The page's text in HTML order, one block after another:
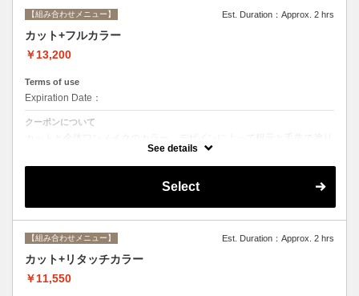
【組み合わせメニュー】 Est. Duration：Approx. 2 hrs
カット+フルカラー
￥13,200
Terms of use
Expiration Date：
クーポンについて
分けて綺麗に染め上げます。シャンプー、ブロー込み
See details
Select
【組み合わせメニュー】 Est. Duration：Approx. 2 hrs
カット+リタッチカラー
￥11,550